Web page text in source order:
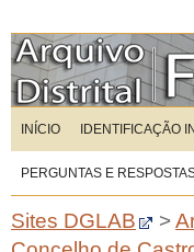
INÍCIO IDENTIFICAÇÃO
PERGUNTAS E
Sites DGLAB >